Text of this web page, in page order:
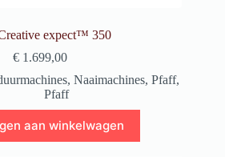
expect™ 350
€ 1.699,00
, Naaimachines, Pfaff,
Pfaff
aan winkelwagen